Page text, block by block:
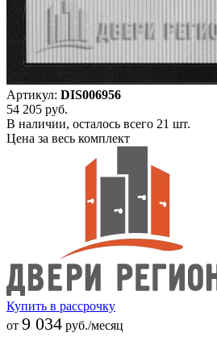
Артикул: DIS006956
54 205 руб.
В наличии, осталось всего 21 шт.
Цена за весь комплект
Купить в рассрочку
от 9 034 руб./месяц